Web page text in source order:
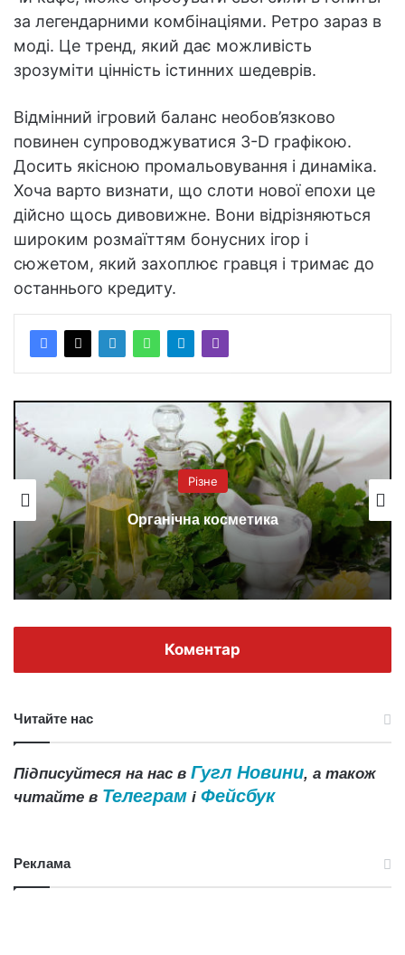
за легендарними комбінаціями. Ретро зараз в
моді. Це тренд, який дає можливість
зрозуміти цінність істинних шедеврів.
Відмінний ігровий баланс необов’язково
повинен супроводжуватися 3-D графікою.
Досить якісною промальовування і динаміка.
Хоча варто визнати, що слоти нової епохи це
дійсно щось дивовижне. Вони відрізняються
широким розмаїттям бонусних ігор і
сюжетом, який захоплює гравця і тримає до
останнього кредиту.
Різне
Органічна косметика
Коментар
Читайте нас
Підписуйтеся на нас в Гугл Новини, а також
читайте в Телеграм і Фейсбук
Реклама